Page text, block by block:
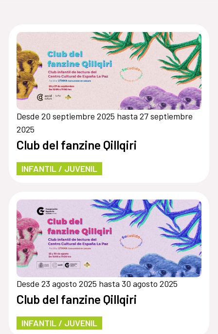
Desde 20 septiembre 2025 hasta 27 septiembre
2025
Club del fanzine Qillqiri
INFANTIL / JUVENIL
Desde 23 agosto 2025 hasta 30 agosto 2025
Club del fanzine Qillqiri
INFANTIL / JUVENIL